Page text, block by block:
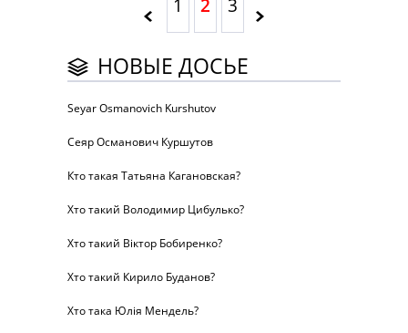
1 2 3
НОВЫЕ ДОСЬЕ
Seyar Osmanovich Kurshutov
Сеяр Османович Куршутов
Кто такая Татьяна Кагановская?
Хто такий Володимир Цибулько?
Хто такий Віктор Бобиренко?
Хто такий Кирило Буданов?
Хто така Юлія Мендель?